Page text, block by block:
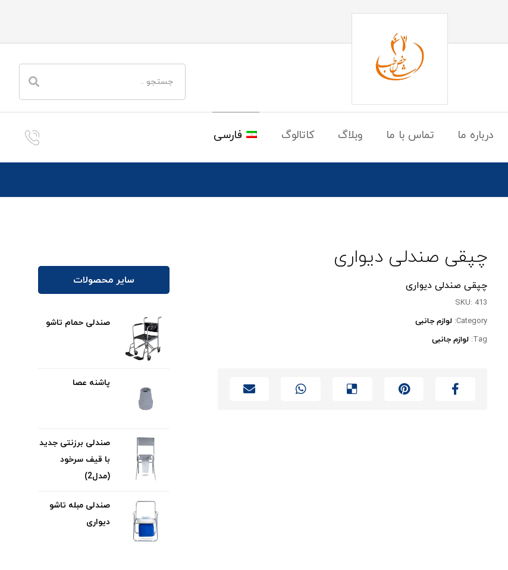
درباره ما تماس با ما وبلاگ کاتالوگ فارسی
چپقی صندلی دیواری
چپقی صندلی دیواری
SKU: 413
Category: لوازم جانبی
Tag: لوازم جانبی
سایر محصولات
صندلی حمام تاشو
پاشنه عصا
صندلی برزنتی جدید
با قیف سرخود
(مدل2)
صندلی مبله تاشو
دیواری